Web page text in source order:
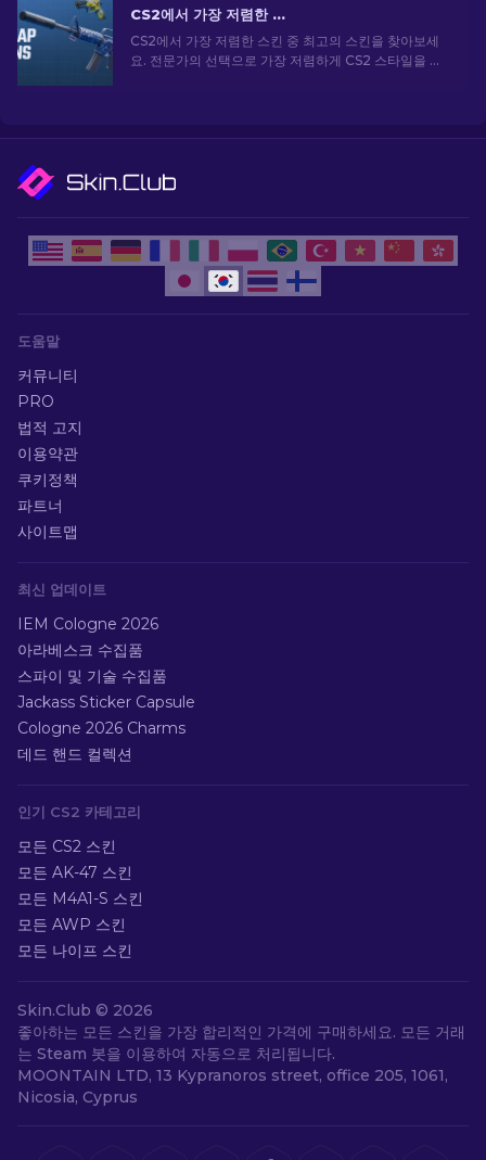
CS2에서 가장 저렴한 스킨 [2026]
CS2에서 가장 저렴한 스킨 중 최고의 스킨을 찾아보세
요. 전문가의 선택으로 가장 저렴하게 CS2 스타일을 업
도움말
커뮤니티
PRO
법적 고지
이용약관
쿠키정책
파트너
사이트맵
최신 업데이트
IEM Cologne 2026
아라베스크 수집품
스파이 및 기술 수집품
Jackass Sticker Capsule
Cologne 2026 Charms
데드 핸드 컬렉션
인기 CS2 카테고리
모든 CS2 스킨
모든 AK-47 스킨
모든 M4A1-S 스킨
모든 AWP 스킨
모든 나이프 스킨
Skin.Club © 2026
좋아하는 모든 스킨을 가장 합리적인 가격에 구매하세요. 모든 거래
는 Steam 봇을 이용하여 자동으로 처리됩니다.
MOONTAIN LTD, 13 Kypranoros street, office 205, 1061,
Nicosia, Cyprus